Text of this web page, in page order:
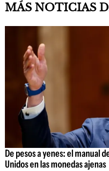
MÁS NOTICIAS
De pesos a yenes: el manual
Unidos en las monedas ajenas